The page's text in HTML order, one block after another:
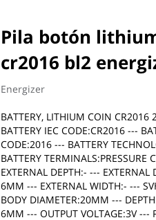
Pila botón
cr2016 bl2
Energizer
BATTERY, LITHIUM COIN CR2016
BATTERY IEC CODE:CR2016 ---
CODE:2016 --- BATTERY
BATTERY TERMINALS:PRESSURE
EXTERNAL DEPTH:- ---
6MM --- EXTERNAL WIDTH:- ---
BODY DIAMETER:20MM ---
6MM --- OUTPUT VOLTAGE:3V ---